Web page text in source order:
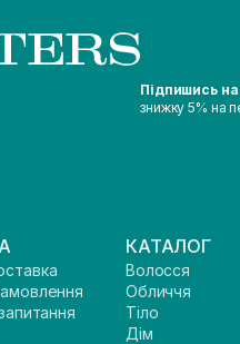
Підпишись
знижку 5% на
КАТАЛОГ
Волосся
Обличчя
Тіло
Дім